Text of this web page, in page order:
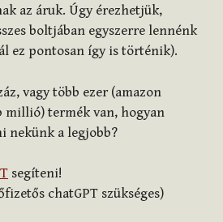
az áruk. Úgy érezhetjük,
boltjában egyszerre lennénk
ez pontosan így is történik).
vagy több ezer (amazon
millió) termék van, hogyan
nekünk a legjobb?
segíteni!
chatGPT szükséges)